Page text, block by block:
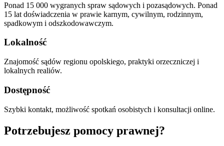
Ponad 15 000 wygranych spraw sądowych i pozasądowych. Ponad
15 lat doświadczenia w prawie karnym, cywilnym, rodzinnym,
spadkowym i odszkodowawczym.
Lokalność
Znajomość sądów regionu opolskiego, praktyki orzeczniczej i
lokalnych realiów.
Dostępność
Szybki kontakt, możliwość spotkań osobistych i konsultacji online.
Potrzebujesz pomocy prawnej?